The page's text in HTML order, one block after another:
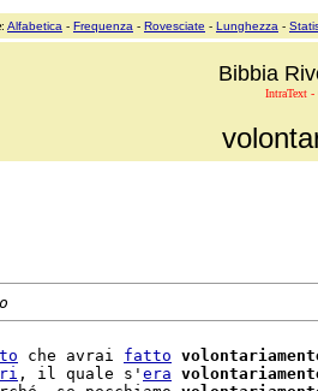
: Alfabetica - Frequenza - Rovesciate - Lunghezza -
Bibbia
IntraText -
che avrai fatto
, il quale s' era